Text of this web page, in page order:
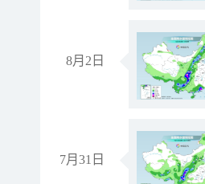
8月2日
7月31日